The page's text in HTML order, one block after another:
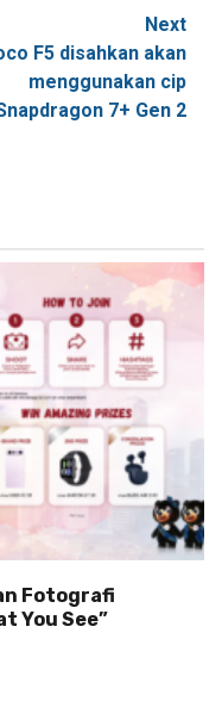
Next
F5 disahkan akan
menggunakan cip
7+ Gen 2
Fotografi
You See”